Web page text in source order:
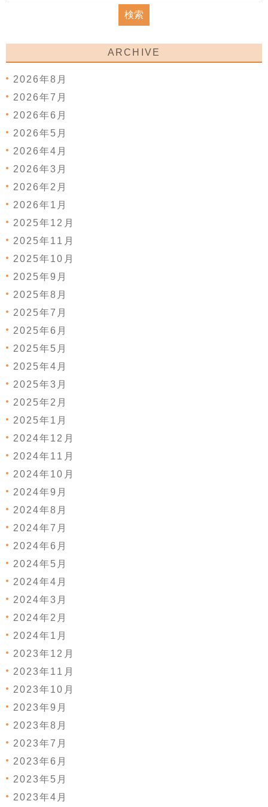
ARCHIVE
2026年8月
2026年7月
2026年6月
2026年5月
2026年4月
2026年3月
2026年2月
2026年1月
2025年12月
2025年11月
2025年10月
2025年9月
2025年8月
2025年7月
2025年6月
2025年5月
2025年4月
2025年3月
2025年2月
2025年1月
2024年12月
2024年11月
2024年10月
2024年9月
2024年8月
2024年7月
2024年6月
2024年5月
2024年4月
2024年3月
2024年2月
2024年1月
2023年12月
2023年11月
2023年10月
2023年9月
2023年8月
2023年7月
2023年6月
2023年5月
2023年4月